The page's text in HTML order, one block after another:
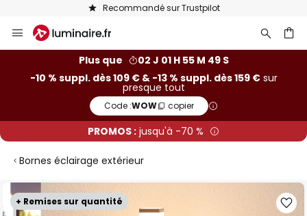
Recommandé sur Trustpilot
Allez
au
Plus que
02 J 01 H 55 M 49 S
-10 % suppl. dès 109 € & -13 % suppl. dès 159 €sur
presque tout
Code :WOW copier
PROMOS : jusqu'à -70 %
Bornes éclairage extérieur
+ Remises sur quantité
Skip
to